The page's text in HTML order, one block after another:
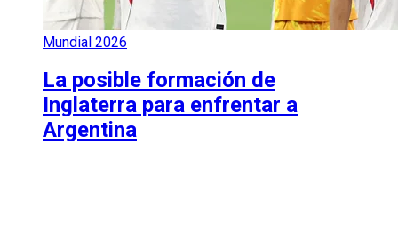
Mundial 2026
La posible formación de
Inglaterra para enfrentar a
Argentina